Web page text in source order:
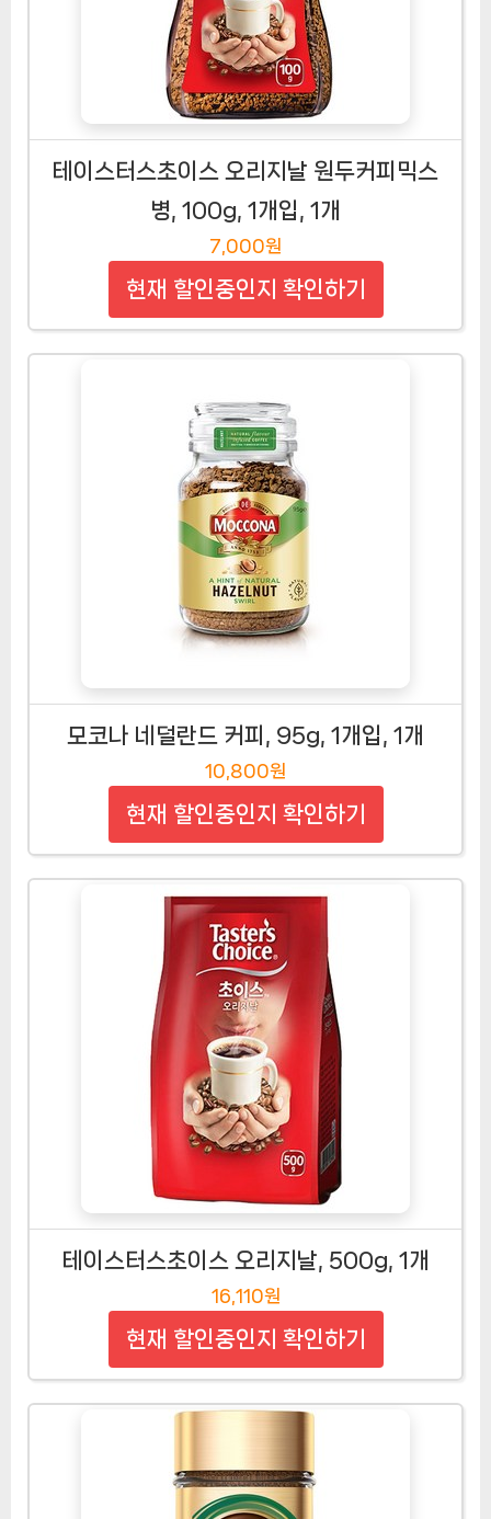
테이스터스초이스 오리지날 원두커피믹스
병, 100g, 1개입, 1개
7,000원
현재 할인중인지 확인하기
모코나 네덜란드 커피, 95g, 1개입, 1개
10,800원
현재 할인중인지 확인하기
테이스터스초이스 오리지날, 500g, 1개
16,110원
현재 할인중인지 확인하기